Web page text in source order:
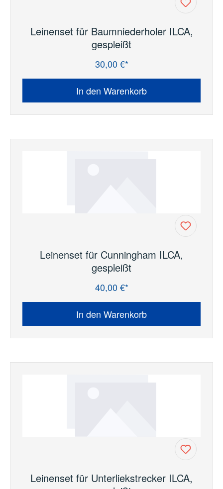
Leinenset für Baumniederholer ILCA,
gespleißt
30,00 €*
In den Warenkorb
Leinenset für Cunningham ILCA,
gespleißt
40,00 €*
In den Warenkorb
Leinenset für Unterliekstrecker ILCA,